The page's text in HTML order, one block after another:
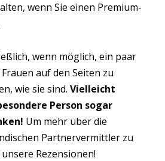
wenn Sie einen Premium-
wenn möglich, ein paar
auf den Seiten zu
wie sie sind. Vielleicht
Person sogar
Um mehr über die
Partnervermittler zu
Rezensionen!